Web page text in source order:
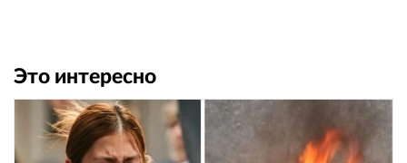
Это интересно